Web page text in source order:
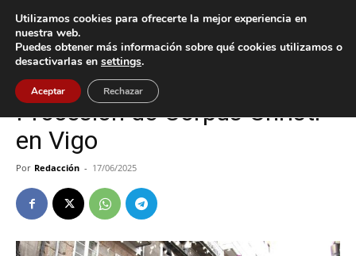
Inicio Vigo
Vigo
Procesión de Corpus Christi
en Vigo
Por Redacción - 17/06/2025
Utilizamos cookies para ofrecerte la mejor experiencia en
nuestra web.
Puedes obtener más información sobre qué cookies utilizamos o
desactivarlas en settings.
Aceptar Rechazar